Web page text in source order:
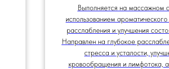
Выполняется на массажном
использованием
расслабления и улучшения
Направлен на глубокое
стресса и усталости,
кровообращения и лимфотока,